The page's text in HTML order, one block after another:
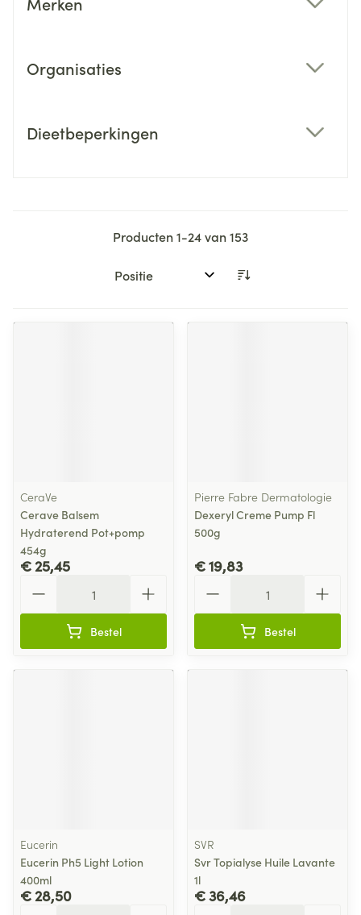
Organisaties
Dieetbeperkingen
Producten1-24van153
Sorteer op:
CeraVe
Cerave Balsem
Hydraterend Pot+pomp
454g
€ 25,45
Bestel
Pierre Fabre Dermatologie
Dexeryl Creme Pump Fl
500g
€ 19,83
Bestel
Eucerin
Eucerin Ph5 Light Lotion
400ml
€ 28,50
SVR
Svr Topialyse Huile Lavante
1l
€ 36,46